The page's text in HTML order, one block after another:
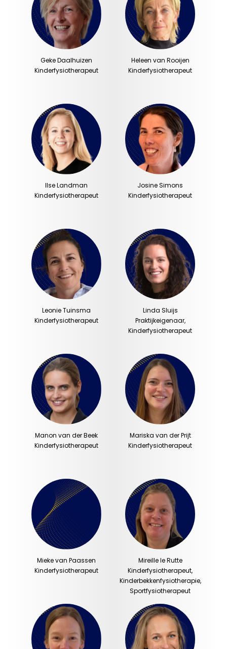
Geke Daalhuizen
Kinderfysiotherapeut
Heleen van Rooijen
Kinderfysiotherapeut
Ilse Landman
Kinderfysiotherapeut
Josine Simons
Kinderfysiotherapeut
Leonie Tuinsma
Kinderfysiotherapeut
Linda Sluijs
Praktijkeigenaar,
Kinderfysiotherapeut
Manon van der Beek
Kinderfysiotherapeut
Mariska van der Prijt
Kinderfysiotherapeut
Mieke van Paassen
Kinderfysiotherapeut
Mireille le Rutte
Kinderfysiotherapeut,
Kinderbekkenfysiotherapie,
Sportfysiotherapeut